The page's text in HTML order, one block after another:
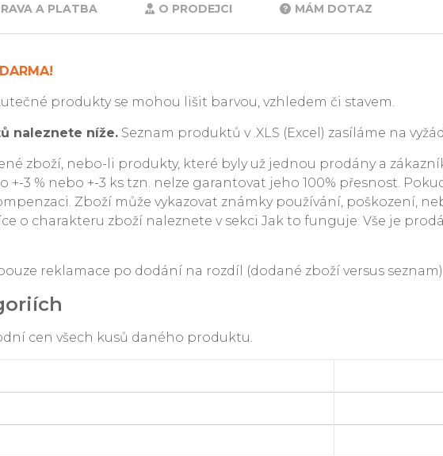
A PLATBA O PRODEJCI MÁM DOTAZ
produkty se mohou lišit barvou, vzhledem či stavem.
naleznete níže. Seznam produktů v .XLS (Excel) zasíláme na
zboží, nebo-li produkty, které byly už jednou prodány a
+-3 % nebo +-3 ks tzn. nelze garantovat jeho 100% přesnost.
Zboží může vykazovat známky používání, poškození,
o charakteru zboží naleznete v sekci Jak to funguje. Vše je
reklamace po dodání na rozdíl (dodané zboží versus seznam)
cen všech kusů daného produktu.